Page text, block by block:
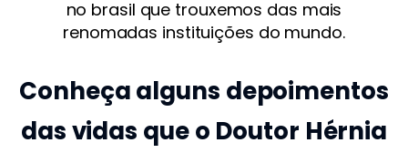
no brasil que trouxemos das mais
renomadas instituições do mundo.
Conheça alguns depoimentos
das vidas que o Doutor Hérnia